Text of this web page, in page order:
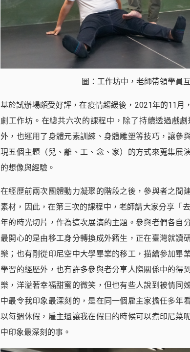
圖：工作坊中，老師帶領學員
基於試辦場頗受好評，在疫情趨緩後，2021年的11月
劇工作坊。在總共六次的課程中，除了持續透過戲
外，也運用了身體元素訓練、身體雕塑等技巧，讓參
現五個主題（兒、離、工、念、家）的方式來蒐集展
的想像與經驗。
在經歷前兩次團體動力凝聚的階段之後，參與者之間
素材，因此，在第三次的課程中，老師請大家分享「
年的時光切片，作為這次展演的主題。參與者們各自
最開心的是由移工身分轉換成外籍生，正在臺灣就讀
樂；也有剛從印尼空中大學畢業的移工，描繪參加畢
學習的經歷外，也有許多參與者分享人際關係中的得
樂，洋溢著幸福甜蜜的微笑，但也有些人說到被情同
中最令我印象最深刻的，是在同一個雇主家擔任多年
以每週休假，雇主還讓我在假日的時候可以煮印尼菜
中印象最深刻的事。